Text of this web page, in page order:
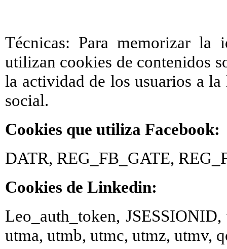
Técnicas: Para memorizar la
utilizan cookies de contenidos
la actividad de los usuarios a
social.
Cookies que utiliza Facebook:
DATR, REG_FB_GATE,
Cookies de Linkedin:
Leo_auth_token,
utma, utmb, utmc, utmz, utmv,